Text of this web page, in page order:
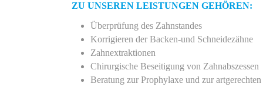
ZU UNSEREN LEISTUNGEN GEHÖREN:
Überprüfung des Zahnstandes
Korrigieren der Backen-und Schneidezähne
Zahnextraktionen
Chirurgische Beseitigung von Zahnabszessen
Beratung zur Prophylaxe und zur
02232 941 941